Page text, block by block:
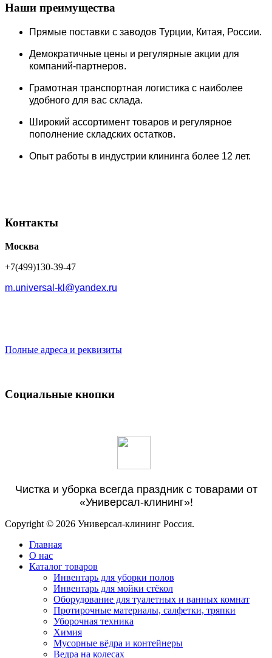
Наши преимущества
Прямые поставки c заводов Турции, Китая, России.
Демократичные цены и регулярные акции для
компаний-партнеров.
Грамотная транспортная логистика с наиболее
удобного для вас склада.
Широкий ассортимент товаров и регулярное
пополнение складских остатков.
Опыт работы в индустрии клининга более 12 лет.
Контакты
Москва
+7(499)130-39-47
m.universal-kl@yandex.ru
Полные адреса и реквизиты
Социальные кнопки
Чистка и уборка всегда праздник с товарами от
«Универсал-клининг»!
Copyright © 2026 Универсал-клининг Россия.
Главная
О нас
Каталог товаров
Инвентарь для уборки полов
Инвентарь для мойки стёкол
Оборудование для туалетных и ванных комнат
Протирочные материалы, салфетки, тряпки
Уборочная техника
Химия
Мусорные вёдра и контейнеры
Ведра на колесах